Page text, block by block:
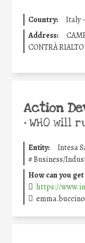
Country:
Italy
Address:
CONTRÀ RIALTO
Action
•WHO will
Entity:
Intesa
#Business/
How can you
https://